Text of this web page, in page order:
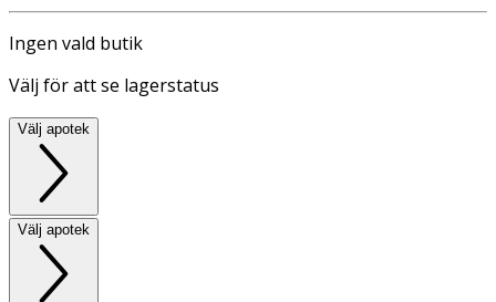
Ingen vald butik
Välj för att se lagerstatus
Välj apotek
Välj apotek